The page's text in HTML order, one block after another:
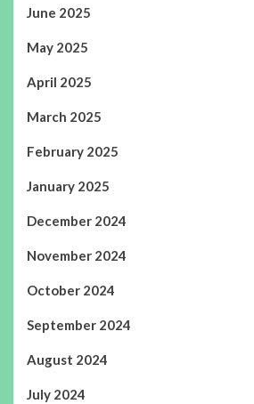
June 2025
May 2025
April 2025
March 2025
February 2025
January 2025
December 2024
November 2024
October 2024
September 2024
August 2024
July 2024